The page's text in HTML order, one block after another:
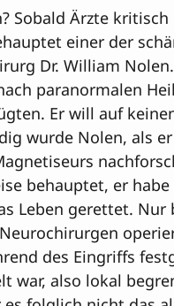
Sobald Ärzte
einer der
Dr. William
paranormalen
Er will auf
wurde Nolen, als
behauptet, er
Leben gerettet. Nur
des Eingriffs
war, also lokal